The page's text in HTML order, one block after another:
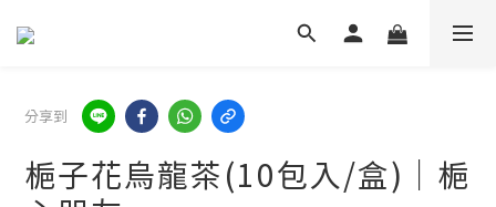
分享到
梔子花烏龍茶(10包入/盒)｜梔